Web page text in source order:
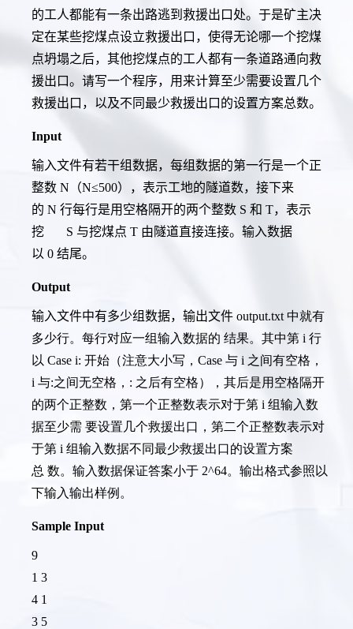
的工人都能有一条出路逃到救援出口处。于是矿主决
定在某些挖煤点设立救援出口，使得无论哪一个挖煤
点坍塌之后，其他挖煤点的工人都有一条道路通向救
援出口。请写一个程序，用来计算至少需要设置几个
救援出口，以及不同最少救援出口的设置方案总数。
Input
输入文件有若干组数据，每组数据的第一行是一个正
整数 N（N≤500），表示工地的隧道数，接下来
的 N 行每行是用空格隔开的两个整数 S 和 T，表示
挖 S 与挖煤点 T 由隧道直接连接。输入数据
以 0 结尾。
Output
输入文件中有多少组数据，输出文件 output.txt 中就有
多少行。每行对应一组输入数据的 结果。其中第 i 行
以 Case i: 开始（注意大小写， Case 与 i 之间有空格，
i 与:之间无空格， : 之后有空格），其后是用空格隔开
的两个正整数，第一个正整数表示对于第 i 组输入数
据至少需 要设置几个救援出口，第二个正整数表示对
于第 i 组输入数据不同最少救援出口的设置方案
总 数。输入数据保证答案小于 2^64。输出格式参照以
下输入输出样例。
Sample Input
9
1 3
4 1
3 5